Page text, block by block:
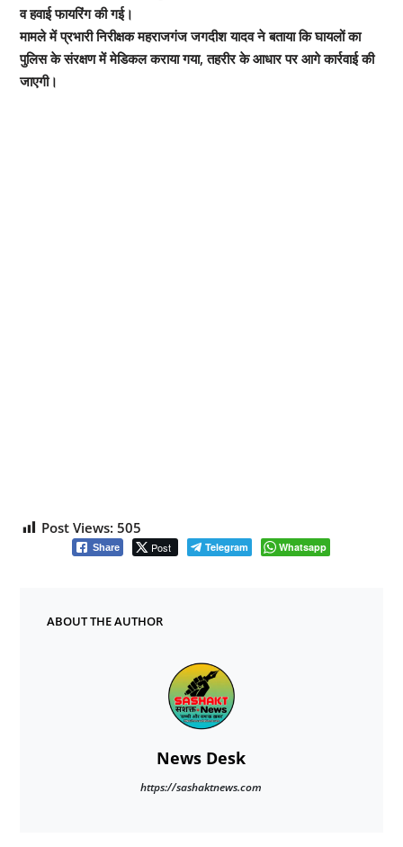
व हवाई फायरिंग की गई।
मामले में प्रभारी निरीक्षक महराजगंज जगदीश यादव ने बताया कि घायलों का
पुलिस के संरक्षण में मेडिकल कराया गया, तहरीर के आधार पर आगे कार्रवाई की
जाएगी।
Post Views: 505
Share Post Telegram Whatsapp
ABOUT THE AUTHOR
News Desk
https://sashaktnews.com